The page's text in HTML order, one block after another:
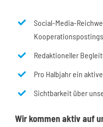
Social-Media-
Kooperationspostings
Redaktioneller
Pro Halbjahr ein
Sichtbarkeit über
Wir kommen aktiv auf